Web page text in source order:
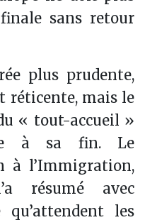
sans retour
plus prudente,
réticente, mais le
« tout-accueil »
à sa fin. Le
à l’Immigration,
résumé avec
les